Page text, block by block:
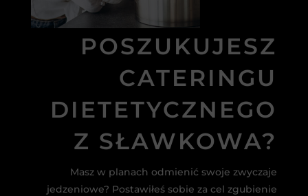
POSZUKUJESZ
CATERINGU
DIETETYCZNEGO
Z SŁAWKOWA?
Masz w planach odmienić swoje zwyczaje
jedzeniowe? Postawiłeś sobie za cel zgubienie